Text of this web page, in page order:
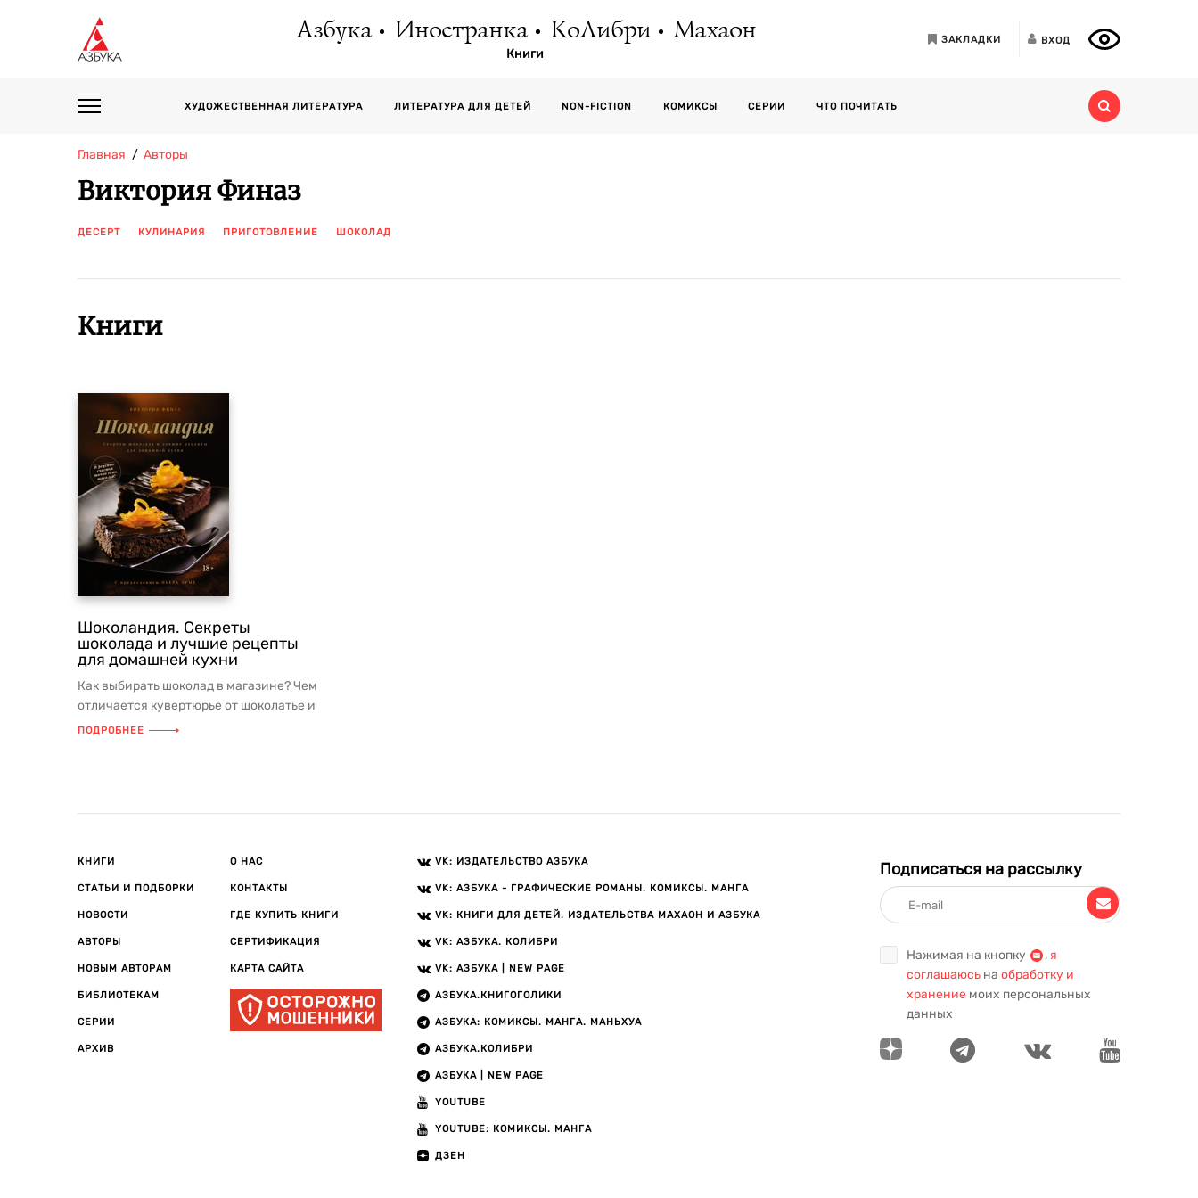
Азбука Иностранка КоЛибри Махаон
Книги
ЗАКЛАДКИ ВХОД
ХУДОЖЕСТВЕННАЯ ЛИТЕРАТУРА ЛИТЕРАТУРА ДЛЯ ДЕТЕЙ NON-FICTION КОМИКСЫ СЕРИИ ЧТО ПОЧИТАТЬ
Главная Авторы
Виктория Финаз
ДЕСЕРТ КУЛИНАРИЯ ПРИГОТОВЛЕНИЕ ШОКОЛАД
Книги
Шоколандия. Секреты
шоколада и лучшие рецепты
для домашней кухни
Как выбирать шоколад в магазине? Чем
отличается кувертюрье от шоколатье и
что вообще такое кувертюр?...
ПОДРОБНЕЕ
КНИГИ
СТАТЬИ И ПОДБОРКИ
НОВОСТИ
АВТОРЫ
НОВЫМ АВТОРАМ
БИБЛИОТЕКАМ
СЕРИИ
АРХИВ
О НАС
КОНТАКТЫ
ГДЕ КУПИТЬ КНИГИ
СЕРТИФИКАЦИЯ
КАРТА САЙТА
VK: ИЗДАТЕЛЬСТВО АЗБУКА
VK: АЗБУКА - ГРАФИЧЕСКИЕ РОМАНЫ. КОМИКСЫ. МАНГА
VK: КНИГИ ДЛЯ ДЕТЕЙ. ИЗДАТЕЛЬСТВА МАХАОН И АЗБУКА
VK: АЗБУКА. КОЛИБРИ
VK: АЗБУКА | NEW PAGE
АЗБУКА.КНИГОГОЛИКИ
АЗБУКА: КОМИКСЫ. МАНГА. МАНЬХУА
АЗБУКА.КОЛИБРИ
АЗБУКА | NEW PAGE
YOUTUBE
YOUTUBE: КОМИКСЫ. МАНГА
ДЗЕН
Подписаться на рассылку
Нажимая на кнопку , я
соглашаюсь на обработку и
хранение моих персональных
данных